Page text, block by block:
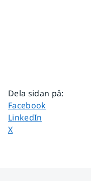
Dela sidan på:
Dela sidan på
Facebook
Dela sidan på
LinkedIn
Dela sidan på
X